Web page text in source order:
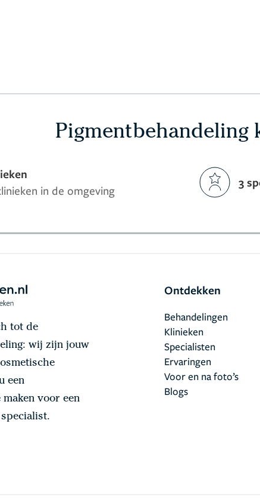
Pigmentbehandeling
in de omgeving
3
tot de
wij zijn jouw
een
voor een
Ontdekken
Behandelingen
Klinieken
Specialisten
Ervaringen
Voor en na foto’s
Blogs